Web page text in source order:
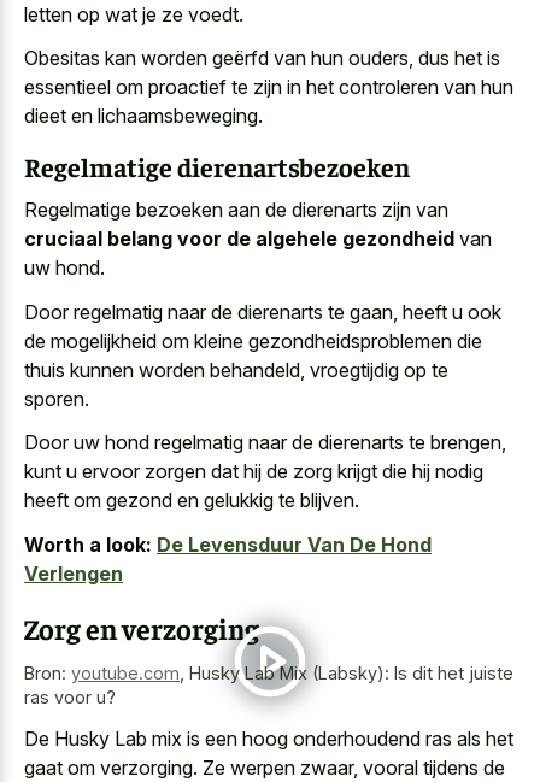
letten op wat je ze voedt.
Obesitas kan worden geërfd van hun ouders, dus het is
essentieel om proactief te zijn in het controleren van hun
dieet en lichaamsbeweging.
Regelmatige dierenartsbezoeken
Regelmatige bezoeken aan de dierenarts zijn van
cruciaal belang voor de algehele gezondheid van
uw hond.
Door regelmatig naar de dierenarts te gaan, heeft u ook
de mogelijkheid om kleine gezondheidsproblemen die
thuis kunnen worden behandeld, vroegtijdig op te
sporen.
Door uw hond regelmatig naar de dierenarts te brengen,
kunt u ervoor zorgen dat hij de zorg krijgt die hij nodig
heeft om gezond en gelukkig te blijven.
Worth a look: De Levensduur Van De Hond
Verlengen
Zorg en verzorging
Bron: youtube.com Husky Lab Mix (Labsky): Is dit het juiste
ras voor u?
De Husky Lab mix is een hoog onderhoudend ras als het
gaat om verzorging. Ze werpen zwaar, vooral tijdens de